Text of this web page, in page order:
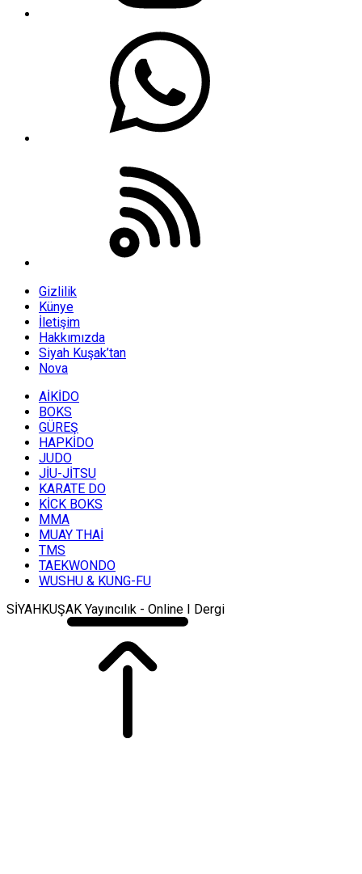
Gizlilik
Künye
İletişim
Hakkımızda
Siyah Kuşak’tan
Nova
AİKİDO
BOKS
GÜREŞ
HAPKİDO
JUDO
JİU-JİTSU
KARATE DO
KİCK BOKS
MMA
MUAY THAİ
TMS
TAEKWONDO
WUSHU & KUNG-FU
SİYAHKUŞAK Yayıncılık - Online I Dergi